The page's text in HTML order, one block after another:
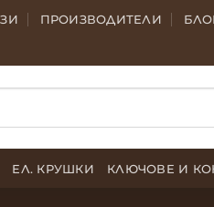
ПРОИЗВОДИТЕЛИ
ЕЛ. КРУШКИ КЛЮЧОВЕ И